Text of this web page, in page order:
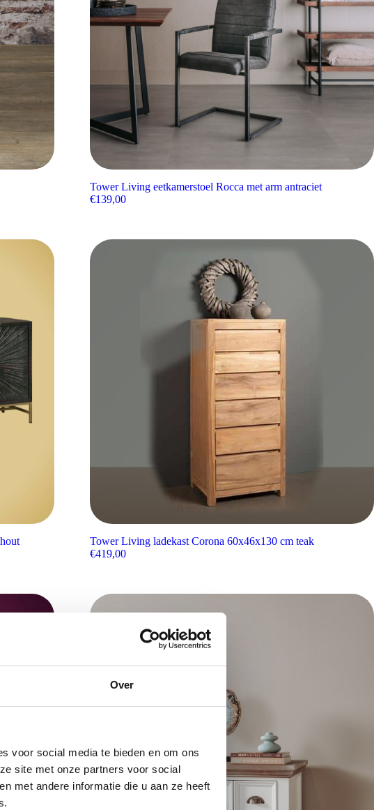
Over
voor social media te bieden en om ons
site met onze partners voor social
met andere informatie die u aan ze heeft
Tower Living eetkamerstoel Rocca met arm antraciet
€139,00
Tower Living ladekast Corona 60x46x130 cm teak
€419,00